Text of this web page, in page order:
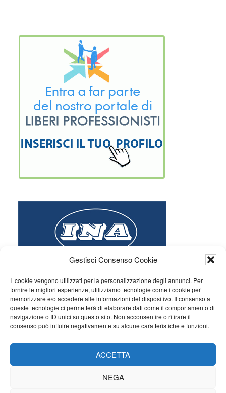
Gestisci Consenso Cookie
I cookie vengono utilizzati per la personalizzazione degli annunci. Per
fornire le migliori esperienze, utilizziamo tecnologie come i cookie per
memorizzare e/o accedere alle informazioni del dispositivo. Il consenso a
queste tecnologie ci permetterà di elaborare dati come il comportamento di
navigazione o ID unici su questo sito. Non acconsentire o ritirare il
consenso può influire negativamente su alcune caratteristiche e funzioni.
ACCETTA
NEGA
Footer